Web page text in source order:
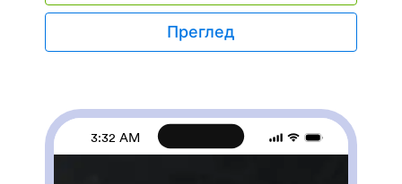
унапред припремљене квизове који аутоматски
израчунавају резултате подносиоца. Можеш
додати своје квизове или променити постојеће.
извештаје користећи Jotform Креатор Извештаја.
Прилагоди овај шаблон Апликације за Квиз из
Математике помоћу нашег "превуци и пусти"
Преглед
3:32 AM